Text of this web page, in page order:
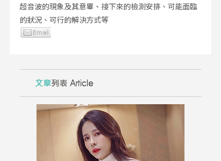
超音波的現象及其意畢、接下來的檢測安排、可能面臨
的狀況、可行的解決方式等